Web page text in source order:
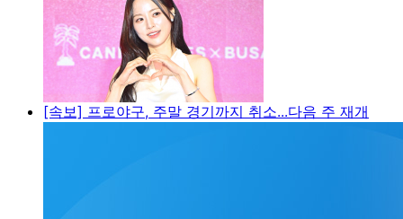
[속보] 프로야구, 주말 경기까지 취소...다음 주 재개